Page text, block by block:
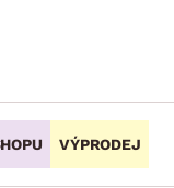
VÝPRODEJ